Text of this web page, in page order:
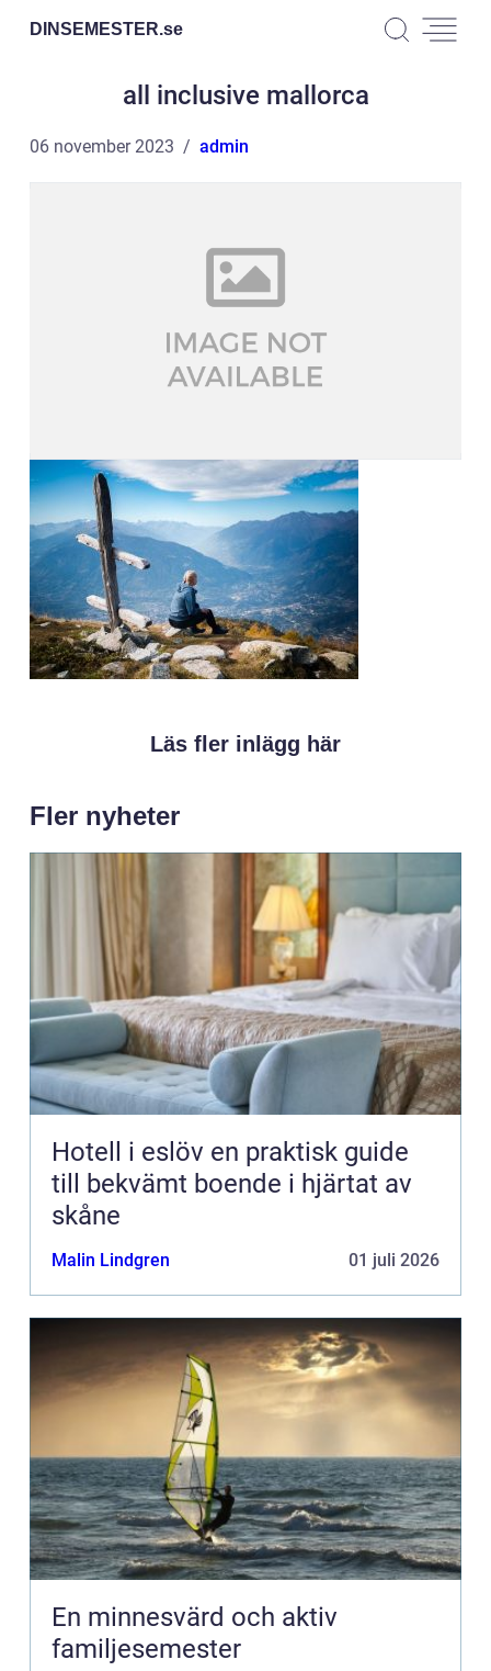
DINSEMESTER.se
all inclusive mallorca
06 november 2023 admin
Läs fler inlägg här
Fler nyheter
Hotell i eslöv en praktisk guide
till bekvämt boende i hjärtat av
skåne
Malin Lindgren 01 juli 2026
En minnesvärd och aktiv
familjesemester